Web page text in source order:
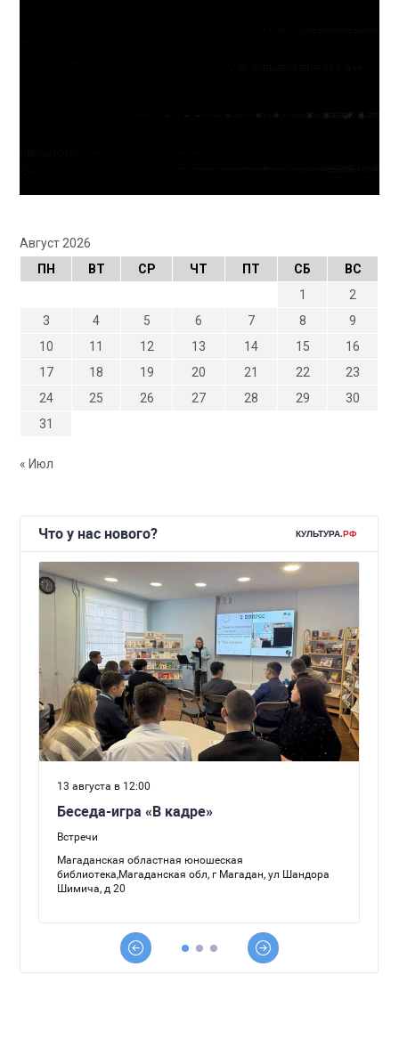
Август 2026
ПН
ВТ СР ЧТ ПТ СБ
ВС
1
2
3
4 5 6 7 8
9
10
11 12 13 14 15
16
17
18 19 20 21 22
23
24
25 26 27 28 29
30
31
« Июл